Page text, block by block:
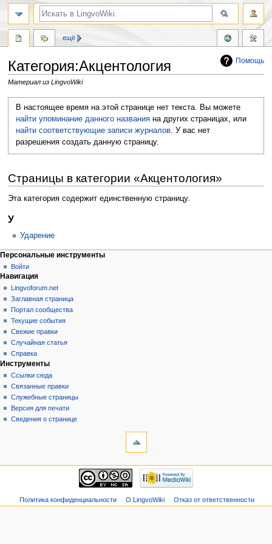
Помощь
Категория:Акцентология
Материал из LingvoWiki
навигации
В настоящее время на этой странице нет текста. Вы можете
найти упоминание данного названия на других страницах, или
найти соответствующие записи журналов. У вас нет
разрешения создать данную страницу.
Страницы в категории «Акцентология»
Эта категория содержит единственную страницу.
У
Ударение
ещё
Персональные инструменты
Войти
Навигация
Lingvoforum.net
Заглавная страница
Портал сообщества
Текущие события
Свежие правки
Случайная статья
Справка
Инструменты
Ссылки сюда
Связанные правки
Служебные страницы
Версия для печати
Сведения о странице
Политика конфиденциальности О LingvoWiki Отказ от ответственности